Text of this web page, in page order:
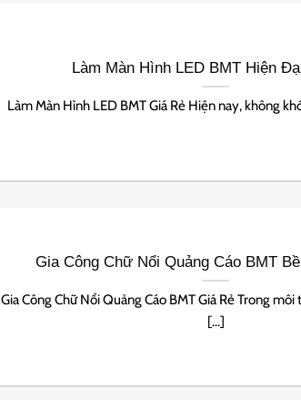
Làm Màn Hình LED BMT Hiện
Làm Màn Hình LED BMT Giá Rẻ Hiện nay, không
Gia Công Chữ Nổi Quảng Cáo BMT
Gia Công Chữ Nổi Quảng Cáo BMT Giá Rẻ Trong
[...]